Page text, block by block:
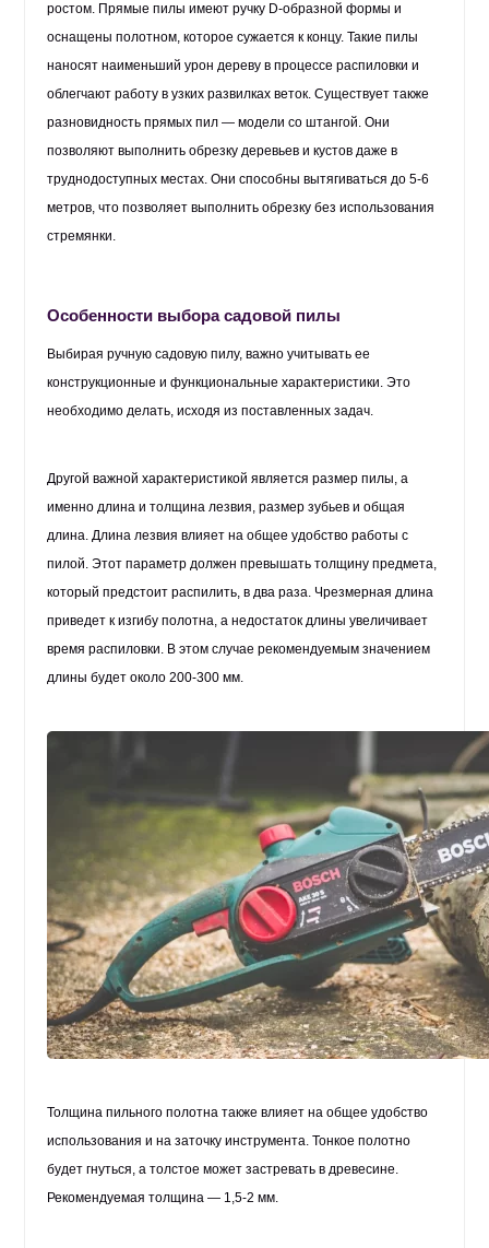
ростом. Прямые пилы имеют ручку D-образной формы и
оснащены полотном, которое сужается к концу. Такие пилы
наносят наименьший урон дереву в процессе распиловки и
облегчают работу в узких развилках веток. Существует также
разновидность прямых пил — модели со штангой. Они
позволяют выполнить обрезку деревьев и кустов даже в
труднодоступных местах. Они способны вытягиваться до 5-6
метров, что позволяет выполнить обрезку без использования
стремянки.
Особенности выбора садовой пилы
Выбирая ручную садовую пилу, важно учитывать ее
конструкционные и функциональные характеристики. Это
необходимо делать, исходя из поставленных задач.
Другой важной характеристикой является размер пилы, а
именно длина и толщина лезвия, размер зубьев и общая
длина. Длина лезвия влияет на общее удобство работы с
пилой. Этот параметр должен превышать толщину предмета,
который предстоит распилить, в два раза. Чрезмерная длина
приведет к изгибу полотна, а недостаток длины увеличивает
время распиловки. В этом случае рекомендуемым значением
длины будет около 200-300 мм.
Толщина пильного полотна также влияет на общее удобство
использования и на заточку инструмента. Тонкое полотно
будет гнуться, а толстое может застревать в древесине.
Рекомендуемая толщина — 1,5-2 мм.